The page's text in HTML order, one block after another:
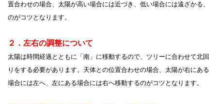
置合わせの場合、太陽が高い場合には近づき、低い場合には遠ざかる、
のがコツとなります。
２．左右の調整について
太陽は時間経過とともに「南」に移動するので、ツリーに合わせて北回
りをする必要があります。天体との位置合わせの場合、太陽が右にある
場合には左へ、左にある場合には右へ移動するのがコツとなります。